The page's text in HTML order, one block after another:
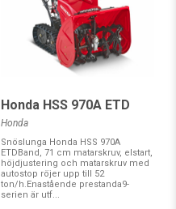
Honda HSS 970A ETD
Honda
Snöslunga Honda HSS 970A
ETDBand, 71 cm matarskruv, elstart,
höjdjustering och matarskruv med
autostop röjer upp till 52
ton/h.Enastående prestanda9-
serien är utf...